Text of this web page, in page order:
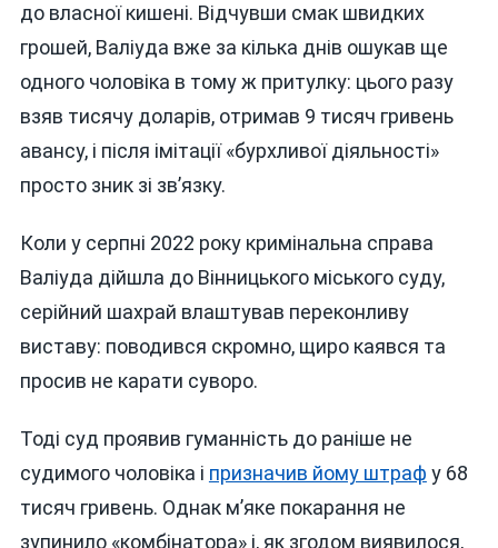
до власної кишені. Відчувши смак швидких
грошей, Валіуда вже за кілька днів ошукав ще
одного чоловіка в тому ж притулку: цього разу
взяв тисячу доларів, отримав 9 тисяч гривень
авансу, і після імітації «бурхливої діяльності»
просто зник зі зв’язку.
Коли у серпні 2022 року кримінальна справа
Валіуда дійшла до Вінницького міського суду,
серійний шахрай влаштував переконливу
виставу: поводився скромно, щиро каявся та
просив не карати суворо.
Тоді суд проявив гуманність до раніше не
судимого чоловіка і призначив йому штраф у 68
тисяч гривень. Однак м’яке покарання не
зупинило «комбінатора» і, як згодом виявилося,